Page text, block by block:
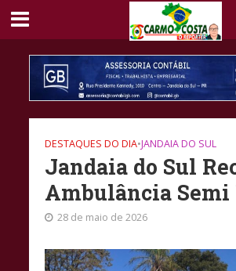
DESTAQUES DO DIA•JANDAIA DO SUL
Jandaia do Sul
Ambulância Semi
28 de maio de 2026